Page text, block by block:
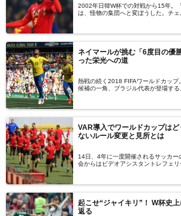
2002年日韓W杯での対戦から15年。
は、怪物の集団へと変ぼうした。チ
ナイテッドの前線に君臨するロメル
ティの中核としてバロンドールすら
ンス（20歳）のように、若い世代も
育成システムには、幾つかの重要な
康平）
ネイマールが挑む「6度目の優
った栄光への道
熱戦の続く2018 FIFAワールドカッ
候補の一角、ブラジル代表が登場す
ている。栄光に彩られたセレソン、
へ、ネイマールの挑戦が始まる――。
VAR導入でワールドカップは
ないルール変更と見所とは
14日、4年に一度開催されるサッカ
会からはビデオアシスタントレフェ
ンドの試合では、アルゼンチン代表
手で決めた得点が認められ「神の手
じめ、今大会に新たに導入された大会
をまとめました。（文＝VICTORY
起こせ“ジャイキリ”！ W杯史
返る